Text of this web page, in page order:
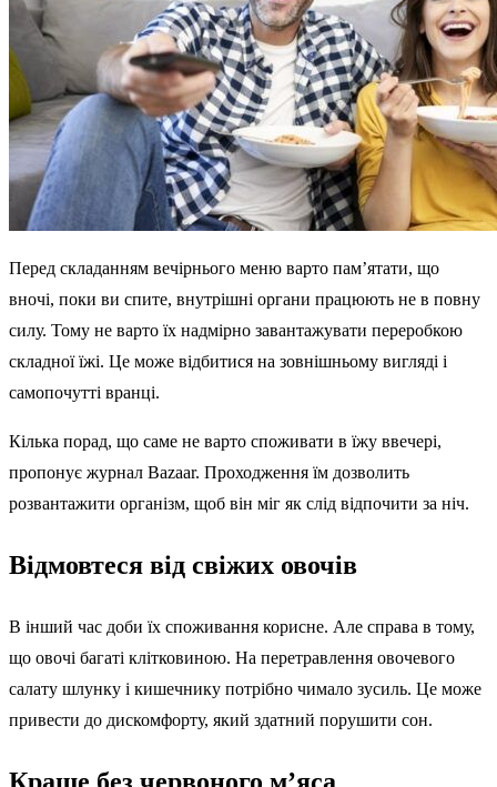
Перед складанням вечірнього меню варто пам’ятати, що
вночі, поки ви спите, внутрішні органи працюють не в повну
силу. Тому не варто їх надмірно завантажувати переробкою
складної їжі. Це може відбитися на зовнішньому вигляді і
самопочутті вранці.
Кілька порад, що саме не варто споживати в їжу ввечері,
пропонує журнал Bazaar. Проходження їм дозволить
розвантажити організм, щоб він міг як слід відпочити за ніч.
Відмовтеся від свіжих овочів
В інший час доби їх споживання корисне. Але справа в тому,
що овочі багаті клітковиною. На перетравлення овочевого
салату шлунку і кишечнику потрібно чимало зусиль. Це може
привести до дискомфорту, який здатний порушити сон.